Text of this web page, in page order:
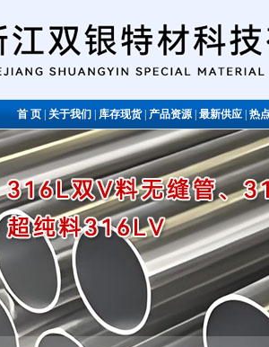
首 页关于我们库存现货|产品资源|最新供应|热